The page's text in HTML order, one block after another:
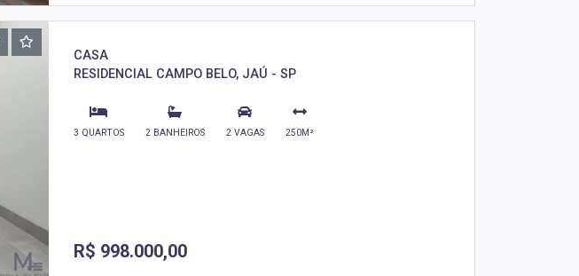
CASA
RESIDENCIAL CAMPO BELO, JAÚ - SP
3 QUARTOS 2 BANHEIROS 2 VAGAS 250M²
R$ 998.000,00